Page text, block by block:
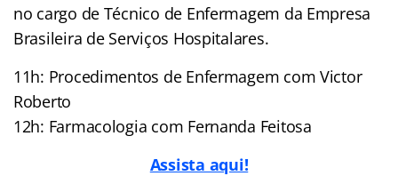
no cargo de Técnico de Enfermagem da Empresa
Brasileira de Serviços Hospitalares.
11h: Procedimentos de Enfermagem com Victor
Roberto
12h: Farmacologia com Fernanda Feitosa
Assista aqui!